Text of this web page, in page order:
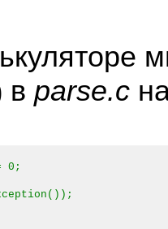
в parse.c
0;